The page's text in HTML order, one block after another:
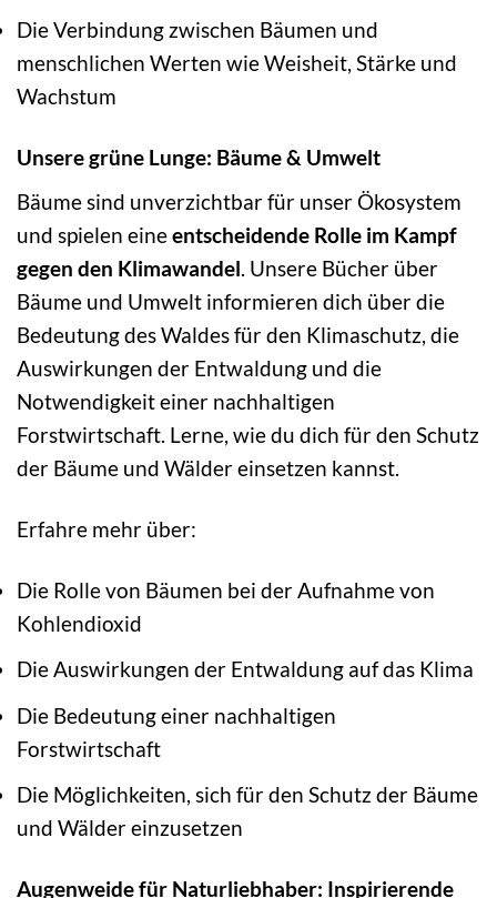
Die Verbindung zwischen Bäumen und
menschlichen Werten wie Weisheit, Stärke und
Wachstum
Unsere grüne Lunge: Bäume & Umwelt
Bäume sind unverzichtbar für unser Ökosystem
und spielen eineentscheidende Rolle im Kampf
gegen den Klimawandel. Unsere Bücher über
Bäume und Umwelt informieren dich über die
Bedeutung des Waldes für den Klimaschutz, die
Auswirkungen der Entwaldung und die
Notwendigkeit einer nachhaltigen
Forstwirtschaft. Lerne, wie du dich für den Schutz
der Bäume und Wälder einsetzen kannst.
Erfahre mehr über:
Die Rolle von Bäumen bei der Aufnahme von
Kohlendioxid
Die Auswirkungen der Entwaldung auf das Klima
Die Bedeutung einer nachhaltigen
Forstwirtschaft
Die Möglichkeiten, sich für den Schutz der Bäume
und Wälder einzusetzen
Augenweide für Naturliebhaber: Inspirierende